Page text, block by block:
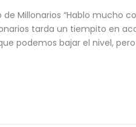
Millonarios “Hablo mucho
tarda un tiempito en
podemos bajar el nivel,